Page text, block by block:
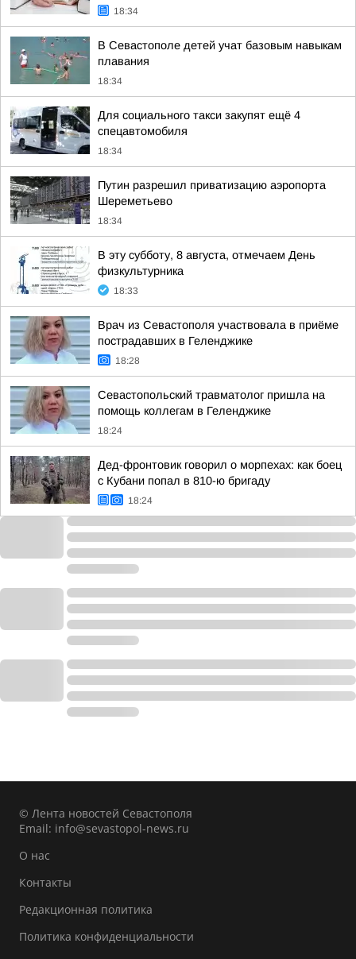
18:34
В Севастополе детей учат базовым навыкам
плавания
18:34
Для социального такси закупят ещё 4
спецавтомобиля
18:34
Путин разрешил приватизацию аэропорта
Шереметьево
18:34
В эту субботу, 8 августа, отмечаем День
физкультурника
18:33
Врач из Севастополя участвовала в приёме
пострадавших в Геленджике
18:28
Севастопольский травматолог пришла на
помощь коллегам в Геленджике
18:24
Дед-фронтовик говорил о морпехах: как боец
с Кубани попал в 810-ю бригаду
18:24
© Лента новостей Севастополя
Email: info@sevastopol-news.ru
О нас
Контакты
Редакционная политика
Политика конфиденциальности